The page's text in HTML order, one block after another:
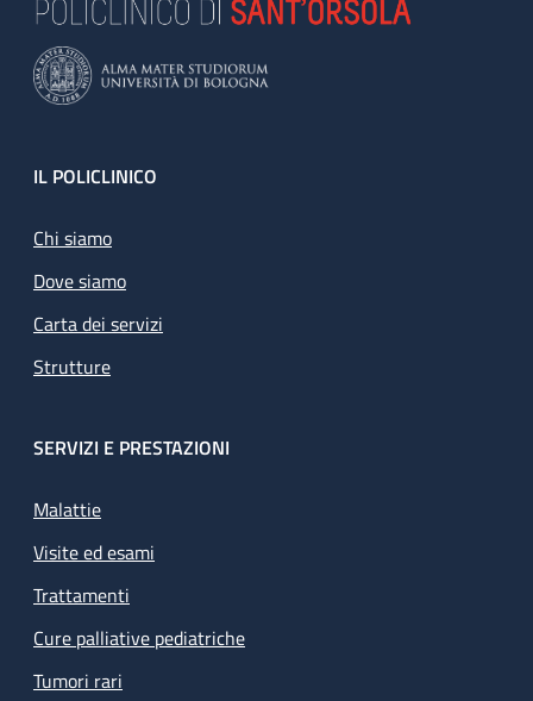
Footer
IL POLICLINICO
Chi siamo
Dove siamo
Carta dei servizi
Strutture
SERVIZI E PRESTAZIONI
Malattie
Visite ed esami
Trattamenti
Cure palliative pediatriche
Tumori rari